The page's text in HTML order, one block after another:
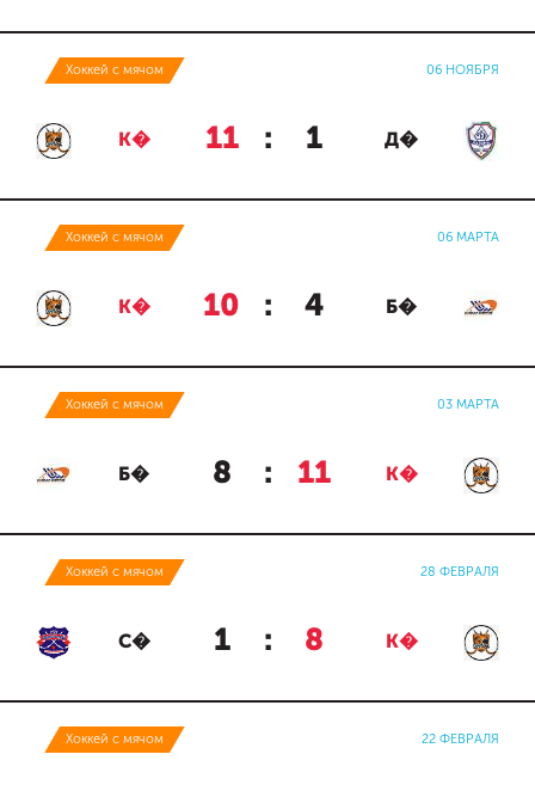
Хоккей с мячом 06 НОЯБРЯ
К� 11 : 1 Д�
Хоккей с мячом 06 МАРТА
К� 10 : 4 Б�
Хоккей с мячом 03 МАРТА
Б� 8 : 11 К�
Хоккей с мячом 28 ФЕВРАЛЯ
С� 1 : 8 К�
Хоккей с мячом 22 ФЕВРАЛЯ